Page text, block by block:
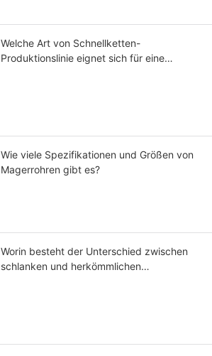
Welche Art von Schnellketten-
Produktionslinie eignet sich für eine
Wie viele Spezifikationen und Größen von
Magerrohren gibt es?
Worin besteht der Unterschied zwischen
schlanken und herkömmlichen